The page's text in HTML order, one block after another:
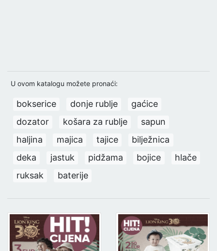
U ovom katalogu možete pronaći:
bokserice donje rublje
gaćice
dozator
košara za rublje
sapun
haljina
majica tajice
bilježnica
deka
jastuk pidžama bojice
hlače
ruksak
baterije